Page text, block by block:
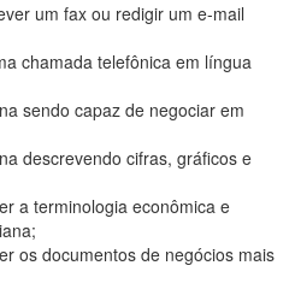
um fax ou redigir um e-mail
chamada telefônica em língua
sendo capaz de negociar em
descrevendo cifras, gráficos e
a terminologia econômica e
os documentos de negócios mais